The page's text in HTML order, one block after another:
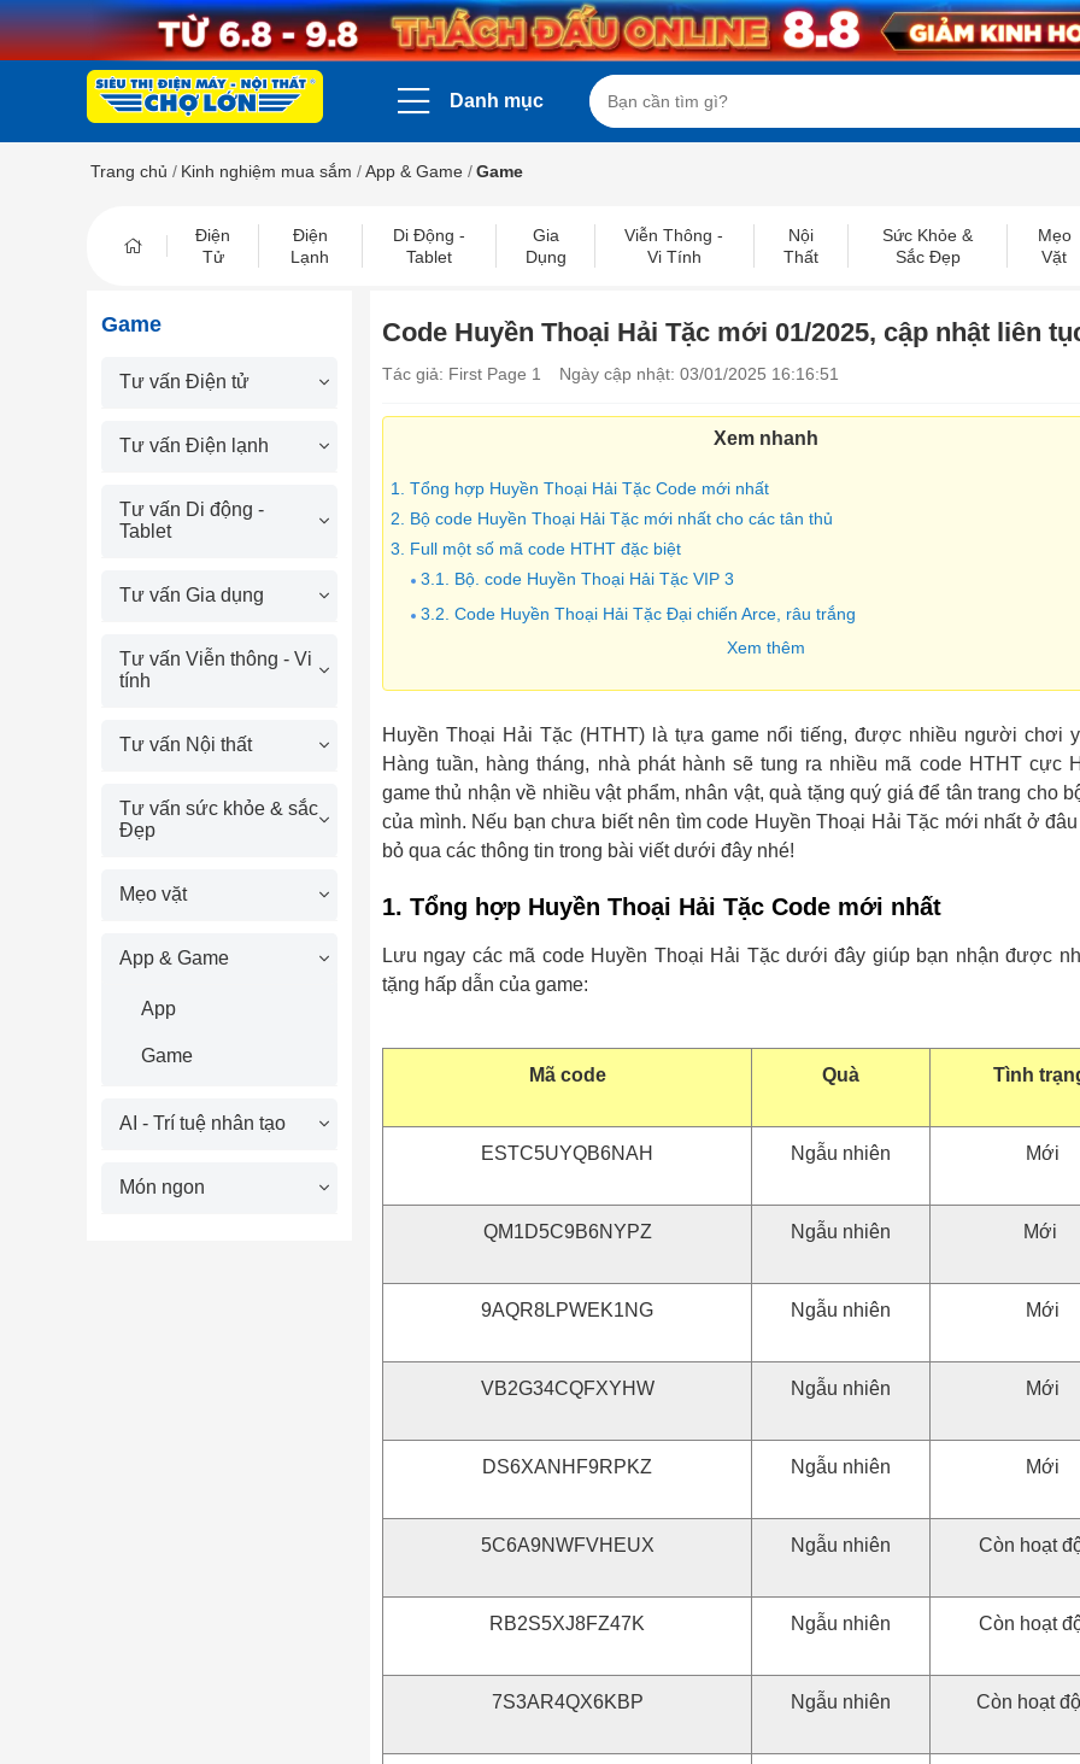
Danh mục
Trang chủ / Kinh nghiệm mua sắm /App & Game /Game
Điện
Tử
Điện
Lạnh
Di Động -
Tablet
Gia
Dụng
Viễn Thông -
Vi Tính
Nội
Thất
Sức Khỏe &
Sắc Đẹp
Mẹo
Vặt
Game
Tư vấn Điện tử
Tư vấn Điện lạnh
Tư vấn Di động -
Tablet
Tư vấn Gia dụng
Tư vấn Viễn thông - Vi
tính
Tư vấn Nội thất
Tư vấn sức khỏe & sắc
Đẹp
Mẹo vặt
App & Game
App
Game
AI - Trí tuệ nhân tạo
Món ngon
Code Huyền Thoại Hải Tặc mới 01/2025, cập nhật liên
Tác giả: First Page 1 Ngày cập nhật: 03/01/2025 16:16:51
Xem nhanh
1. Tổng hợp Huyền Thoại Hải Tặc Code mới nhất
2. Bộ code Huyền Thoại Hải Tặc mới nhất cho các tân thủ
3. Full một số mã code HTHT đặc biệt
3.1. Bộ. code Huyền Thoại Hải Tặc VIP 3
3.2. Code Huyền Thoại Hải Tặc Đại chiến Arce, râu trắng
Xem thêm
Huyền Thoại Hải Tặc (HTHT) là tựa game nổi tiếng, được nhiều người chơi
Hàng tuần, hàng tháng, nhà phát hành sẽ tung ra nhiều mã code HTHT cực
game thủ nhận về nhiều vật phẩm, nhân vật, quà tặng quý giá để tân trang cho
của mình. Nếu bạn chưa biết nên tìm code Huyền Thoại Hải Tặc mới nhất ở
bỏ qua các thông tin trong bài viết dưới đây nhé!
1. Tổng hợp Huyền Thoại Hải Tặc Code mới nhất
Lưu ngay các mã code Huyền Thoại Hải Tặc dưới đây giúp bạn nhận được
tặng hấp dẫn của game:
Mã code Quà Tình
ESTC5UYQB6NAH Ngẫu nhiên Mới
QM1D5C9B6NYPZ Ngẫu nhiên Mới
9AQR8LPWEK1NG Ngẫu nhiên Mới
VB2G34CQFXYHW Ngẫu nhiên Mới
DS6XANHF9RPKZ Ngẫu nhiên Mới
5C6A9NWFVHEUX Ngẫu nhiên Còn hoạt
RB2S5XJ8FZ47K Ngẫu nhiên Còn hoạt
7S3AR4QX6KBP Ngẫu nhiên Còn hoạt